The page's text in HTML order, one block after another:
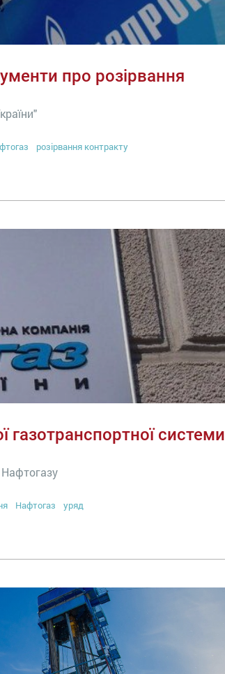
про розірвання
розірвання контракту
газотранспортної системи
Нафтогазу
Нафтогаз уряд